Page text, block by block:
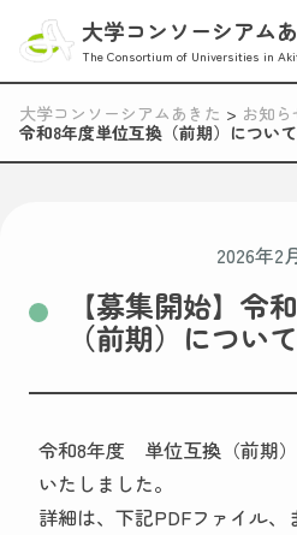
大学コンソーシアム
The Consortium of Universities in
大学コンソーシアムあきた > お知ら
令和8年度単位互換（前期）について
2026年2
【募集開始】令
（前期）について
令和8年度 単位互換（前期
いたしました。
詳細は、下記PDFファイル